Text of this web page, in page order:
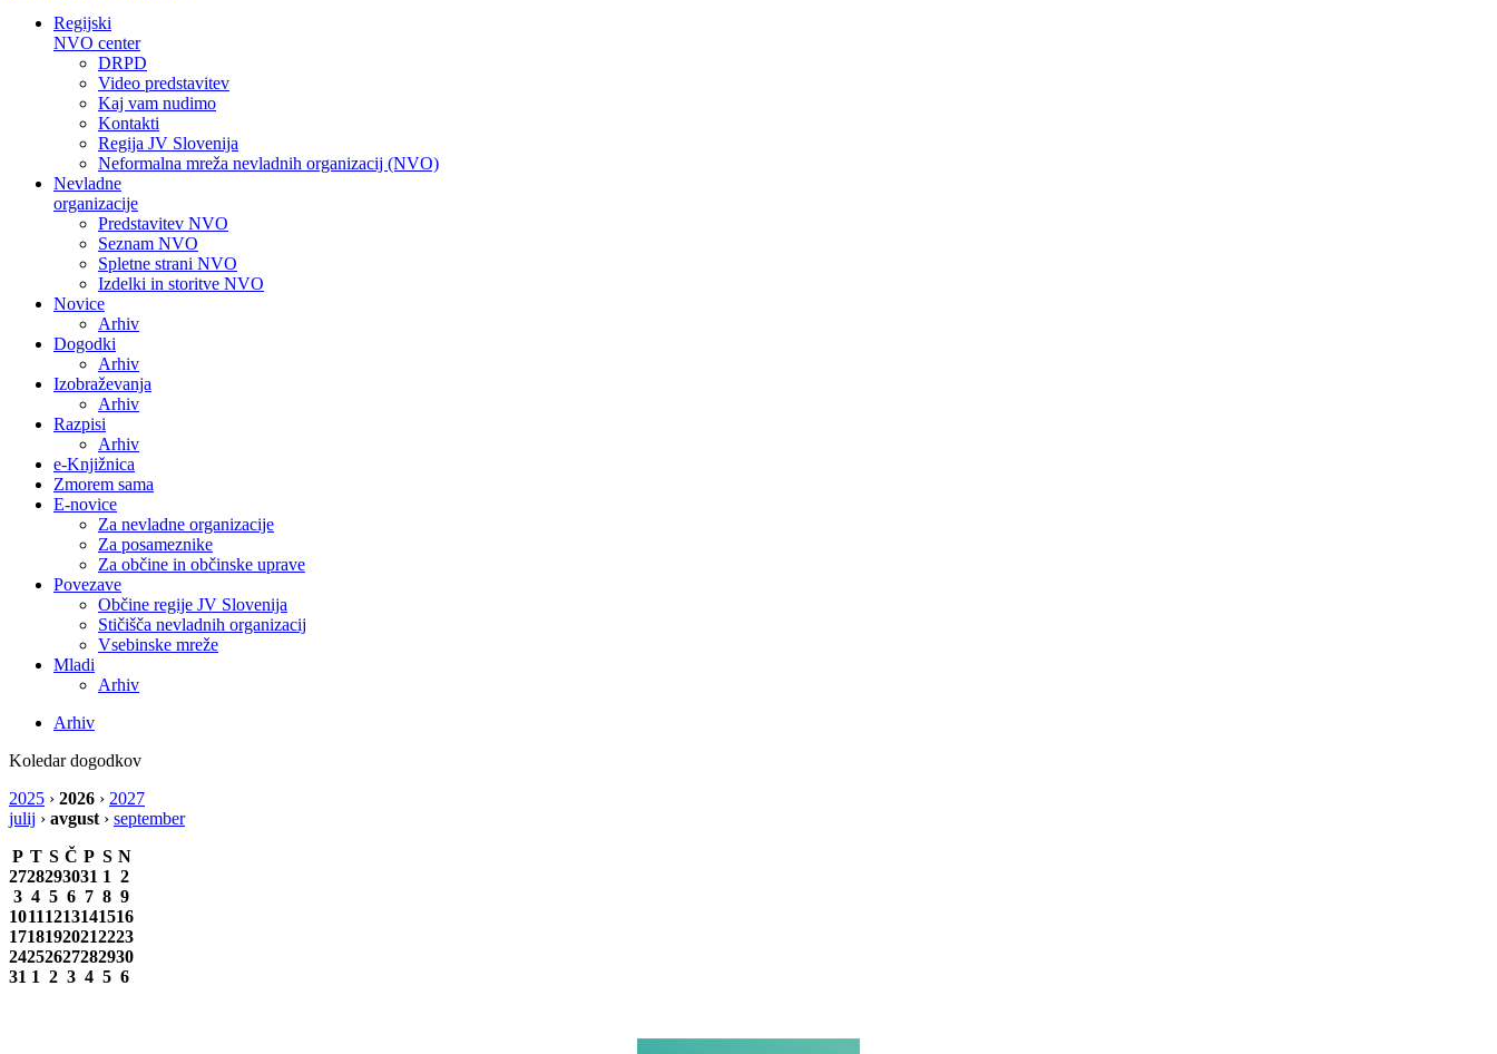
Regijski
NVO center
DRPD
Video predstavitev
Kaj vam nudimo
Kontakti
Regija JV Slovenija
Neformalna mreža nevladnih organizacij (NVO)
Nevladne
organizacije
Predstavitev NVO
Seznam NVO
Spletne strani NVO
Izdelki in storitve NVO
Novice
Arhiv
Dogodki
Arhiv
Izobraževanja
Arhiv
Razpisi
Arhiv
e-Knjižnica
Zmorem sama
E-novice
Za nevladne organizacije
Za posameznike
Za občine in občinske uprave
Povezave
Občine regije JV Slovenija
Stičišča nevladnih organizacij
Vsebinske mreže
Mladi
Arhiv
Arhiv
Koledar dogodkov
2025 › 2026 › 2027
julij › avgust › september
P T S Č P S N
2728293031 1 2
3 4 5 6 7 8 9
10111213141516
17181920212223
24252627282930
31 1 2 3 4 5 6